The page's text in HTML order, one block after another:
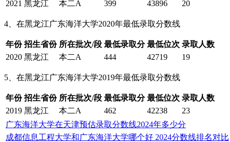
2021 黑龙江 本二A 399 43896 20
4、在黑龙江广东海洋大学2020年最低录取分数线
年份 招生省份 所在批次/段 最低录取分 最低位次 录取人数
2020 黑龙江 本二A 444 42719 19
5、在黑龙江广东海洋大学2019年最低录取分数线
年份 招生省份 所在批次/段 最低录取分 最低位次 录取人数
2019 黑龙江 本二A 462 42238
23
广东海洋大学在天津预估录取分数线2024年多少分
成都信息工程大学和广东海洋大学哪个好 2024分数线排名对比